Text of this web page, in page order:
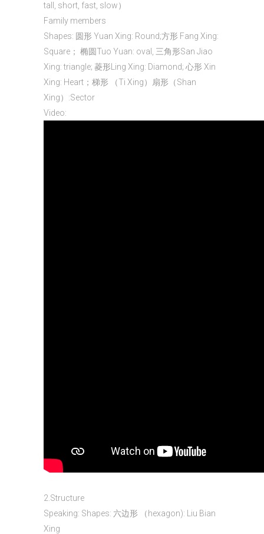
tall, short, fast, slow）
Family members
Shapes: 圆形 Yuan Xing: Round;方形 Fang Xing:
Square； 椭圆Tuo Yuan: oval, 三角形San Jiao
Xing: triangle; 菱形Ling Xing: Diamond; 心形 Xin
Xing: Heart；梯形 （Ti Xing）扇形（Shan
Xing）:Sector
Video:
2.Structure
Speaking: Shapes: 六边形 （hexagon): Liu Bian
Xing